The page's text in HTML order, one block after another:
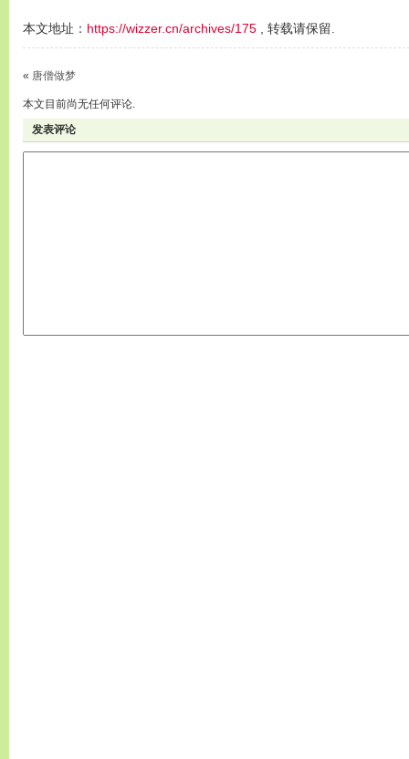
本文地址： https://wizzer.cn/archives/175 , 转载请保留.
« 唐僧做梦
本文目前尚无任何评论.
发表评论